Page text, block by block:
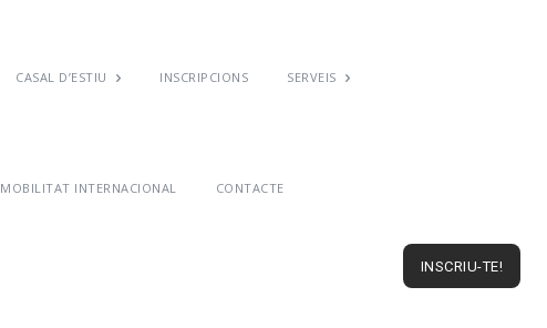
CASAL D’ESTIU INSCRIPCIONS SERVEIS
MOBILITAT INTERNACIONAL CONTACTE
INSCRIU-TE!